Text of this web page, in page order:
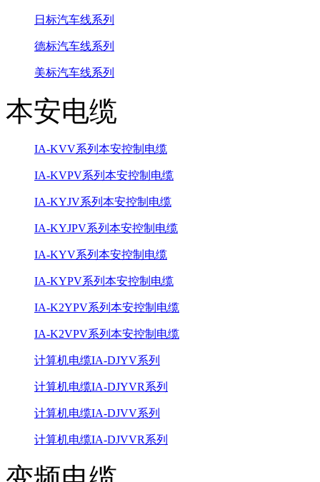
日标汽车线系列
德标汽车线系列
美标汽车线系列
本安电缆
IA-KVV系列本安控制电缆
IA-KVPV系列本安控制电缆
IA-KYJV系列本安控制电缆
IA-KYJPV系列本安控制电缆
IA-KYV系列本安控制电缆
IA-KYPV系列本安控制电缆
IA-K2YPV系列本安控制电缆
IA-K2VPV系列本安控制电缆
计算机电缆IA-DJYV系列
计算机电缆IA-DJYVR系列
计算机电缆IA-DJVV系列
计算机电缆IA-DJVVR系列